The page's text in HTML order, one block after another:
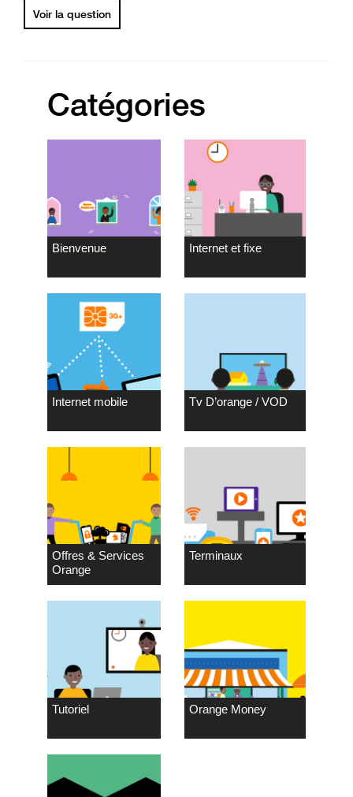
Voir la question
Catégories
Bienvenue Internet et fixe
Internet mobile Tv D’orange / VOD
Offres & Services
Orange
Terminaux
Tutoriel Orange Money